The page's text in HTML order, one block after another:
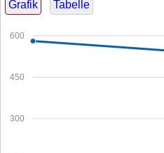
Grafik Tabelle
300
450
600